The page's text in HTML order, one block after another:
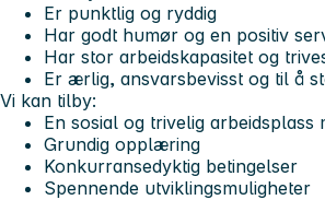
Er punktlig og ryddig
Har godt humør og en positiv
Har stor arbeidskapasitet og
Er ærlig, ansvarsbevisst og til å
Vi kan tilby:
En sosial og trivelig arbeidsplass
Grundig opplæring
Konkurransedyktig betingelser
Spennende utviklingsmuligheter